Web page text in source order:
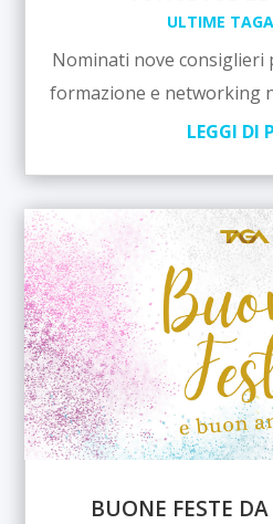
ULTIME
Nominati nove
formazione e networking
LEGGI DI
BUONE FESTE